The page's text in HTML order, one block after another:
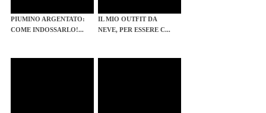
PIUMINO ARGENTATO:
COME INDOSSARLO!...
IL MIO OUTFIT DA
NEVE, PER ESSERE C...